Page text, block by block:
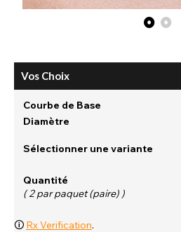
Vos Choix
Courbe de Base
Diamètre
Sélectionner une variante
Quantité
( 2 par paquet (paire) )
🛈 Rx Verification.